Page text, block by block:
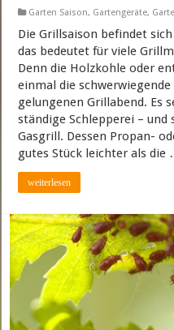
Garten Saison, Gartengeräte,
Die Grillsaison befindet
das bedeutet für viele
Denn die Holzkohle oder
einmal die
gelungenen Grillabend. Es
ständige Schlepperei –
Gasgrill. Dessen Propan-
gutes Stück leichter als die
weiterlesen